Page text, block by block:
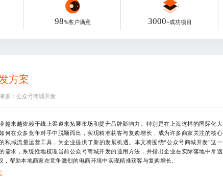
98%客户满意 3000+成功项目
方案
源： 公众号商城开发
越来越依赖于线上渠道来拓展市场和提升品牌影响力。特别是在上海这样的国际化大
何在众多竞争对手中脱颖而出，实现精准获客与复购增长，成为许多商家关注的核心
私域流量运营工具，为企业提供了新的发展机遇。本文将围绕“公众号商城开发”这一
需求，系统性地梳理当前公众号商城开发的通用方法，并指出企业在实际落地中常遇
帮助本地商家在竞争激烈的电商环境中实现精准获客与复购增长。